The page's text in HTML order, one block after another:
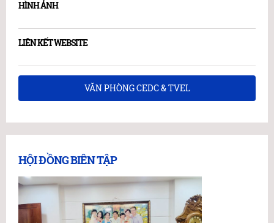
HÌNH ẢNH
LIÊN KẾT WEBSITE
VĂN PHÒNG CEDC & TVEL
HỘI ĐỒNG BIÊN TẬP